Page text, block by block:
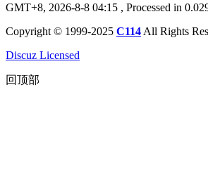
GMT+8, 2026-8-8 04:15 , Processed in
Copyright © 1999-2025 C114 All Rights
Discuz Licensed
回顶部